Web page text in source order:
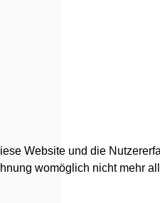
Website und die
womöglich nicht mehr